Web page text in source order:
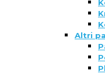
Altri